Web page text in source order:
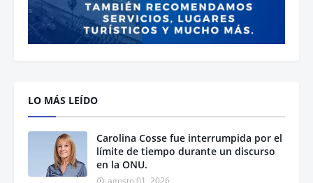
LO MÁS LEÍDO
Carolina Cosse fue interrumpida por el
límite de tiempo durante un discurso
en la ONU.
agosto 01, 2026